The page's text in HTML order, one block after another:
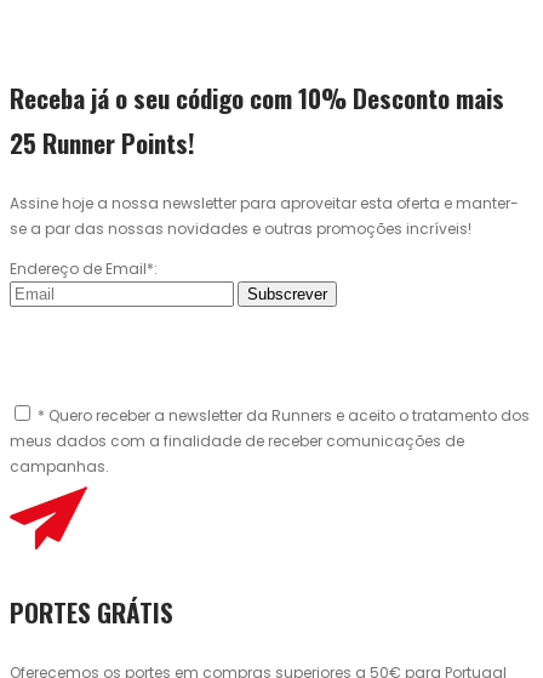
Receba já o seu código com 10% Desconto mais
25 Runner Points!
Assine hoje a nossa newsletter para aproveitar esta oferta e manter-
se a par das nossas novidades e outras promoções incríveis!
Endereço de Email*:
Subscrever
* Quero receber a newsletter da Runners e aceito o tratamento dos
meus dados com a finalidade de receber comunicações de
campanhas.
PORTES GRÁTIS
Oferecemos os portes em compras superiores a 50€ para Portugal